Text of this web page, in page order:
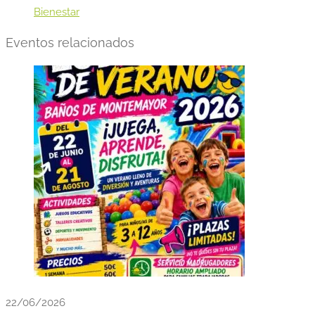
Bienestar
Eventos relacionados
22/06/2026